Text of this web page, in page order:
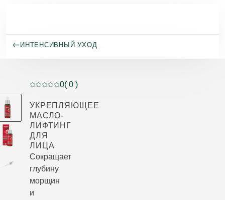
ИНТЕНСИВНЫЙ УХОД
Current rating: 0 out of 5 stars rated by 0 customers
0( 0 )
УКРЕПЛЯЮЩЕЕ
МАСЛО-
ЛИФТИНГ
ДЛЯ
ЛИЦА
Сокращает
глубину
морщин
и